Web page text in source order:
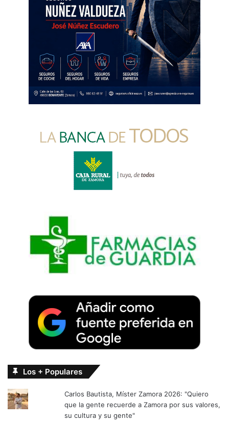
Los + Populares
Carlos Bautista, Míster Zamora 2026: "Quiero
que la gente recuerde a Zamora por sus valores,
su cultura y su gente"